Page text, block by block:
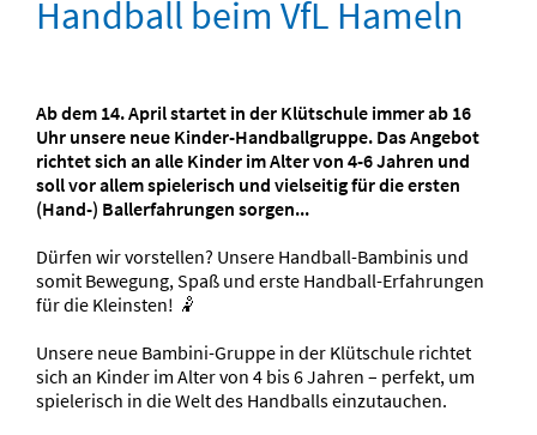
Handball beim VfL Hameln
Ab dem 14. April startet in der Klütschule immer ab 16
Uhr unsere neue Kinder-Handballgruppe. Das Angebot
richtet sich an alle Kinder im Alter von 4-6 Jahren und
soll vor allem spielerisch und vielseitig für die ersten
(Hand-) Ballerfahrungen sorgen...
Dürfen wir vorstellen? Unsere Handball-Bambinis und
somit Bewegung, Spaß und erste Handball-Erfahrungen
für die Kleinsten! 🤾
Unsere neue Bambini-Gruppe in der Klütschule richtet
sich an Kinder im Alter von 4 bis 6 Jahren – perfekt, um
spielerisch in die Welt des Handballs einzutauchen.